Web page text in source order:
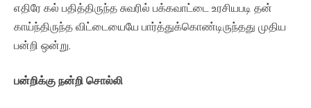
எதிரே கல் பதித்திருந்த சுவரில் பக்கவாட்டை உரசியபடி தன்
காய்ந்திருந்த விட்டையையே பார்த்துக்கொண்டிருந்தது முதிய
பன்றி ஒன்று.
பன்றிக்கு நன்றி சொல்லி